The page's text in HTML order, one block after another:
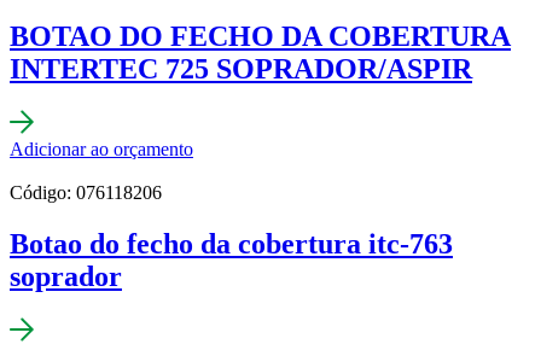
BOTAO DO FECHO DA COBERTURA
INTERTEC 725 SOPRADOR/ASPIR
Adicionar ao orçamento
Código: 076118206
Botao do fecho da cobertura itc-763
soprador